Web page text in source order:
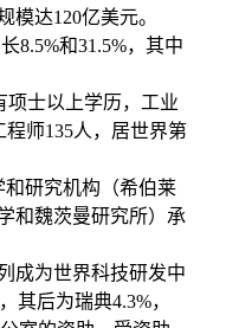
达120亿美元。
8.5%和31.5%，其中
项士以上学历，工业
程师135人，居世界第
和研究机构（希伯莱
和魏茨曼研究所）承
成为世界科技研发中
其后为瑞典4.3%，